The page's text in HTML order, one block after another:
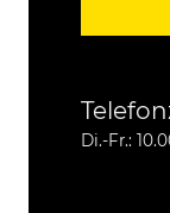
Di.-Fr.: